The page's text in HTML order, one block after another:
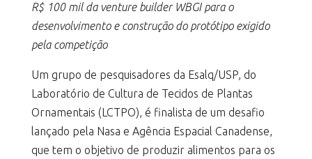
R$ 100 mil da venture builder WBGI para o
desenvolvimento e construção do protótipo exigido
pela competição
Um grupo de pesquisadores da Esalq/USP, do
Laboratório de Cultura de Tecidos de Plantas
Ornamentais (LCTPO), é finalista de um desafio
lançado pela Nasa e Agência Espacial Canadense,
que tem o objetivo de produzir alimentos para os